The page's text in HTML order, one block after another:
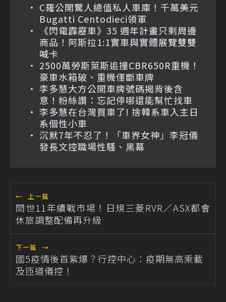
C羅公開驚人總值私人車庫！千萬美元
Bugatti Centodieci領軍
《閃電霹靂車》35 週年計畫只剩周邊
商品！阿斯拉1:1實車與實體展覽雙雙
喊卡
2500萬勞斯萊斯追撞CBR650R重機！
豪車水箱破、重機僅斷車牌
李多慧大方公開車牌號碼揭背後含
意！粉絲讚：忘記停哪還能幫忙找車
李多慧在台灣買車了! 捨韓系車入主日
系個性小車
沉默7年不忍了！「車界女神」李冠儀
發長文控職場性騷、黑幕
← 上一篇
問世11年續戰市場！日規三菱RVR／ASX都會
休旅調整配備再升級
下一篇 →
國5疫情後首紫爆？行控中心：疫期無高乘載
及匝道儀控！